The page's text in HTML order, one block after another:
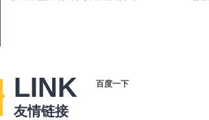
LINK
友情链接
百度一下